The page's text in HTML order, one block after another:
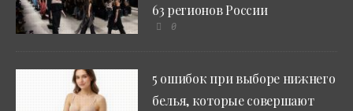
63 регионов России
0
5 ошибок при выборе нижнего
белья, которые совершают